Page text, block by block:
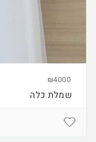
₪4000
שמלת כלה